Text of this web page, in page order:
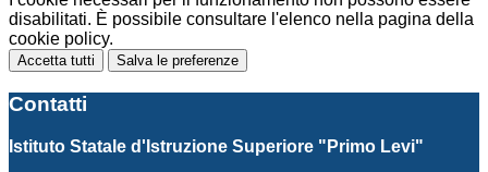
disabilitati. È possibile consultare l'elenco nella pagina della
cookie policy.
Accetta tutti Salva le preferenze
Contatti
Istituto Statale d'Istruzione Superiore "Primo Levi"